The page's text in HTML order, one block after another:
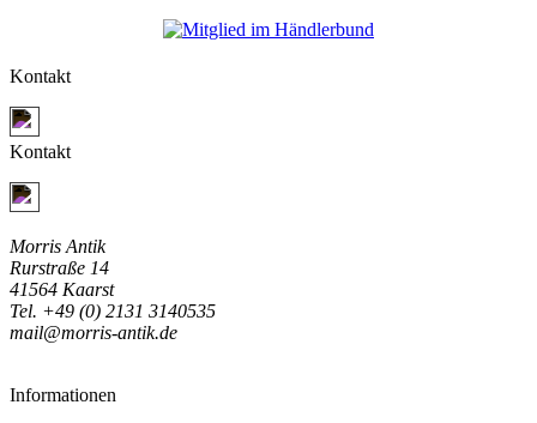
Kontakt
Kontakt
Morris Antik
Rurstraße 14
41564 Kaarst
Tel. +49 (0) 2131 3140535
mail@morris-antik.de
Informationen